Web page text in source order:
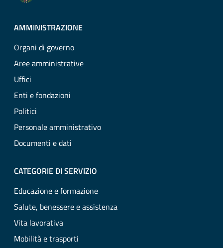
AMMINISTRAZIONE
Organi di governo
Aree amministrative
Uffici
Enti e fondazioni
Politici
Personale amministrativo
Documenti e dati
CATEGORIE DI SERVIZIO
Educazione e formazione
Salute, benessere e assistenza
Vita lavorativa
Mobilità e trasporti